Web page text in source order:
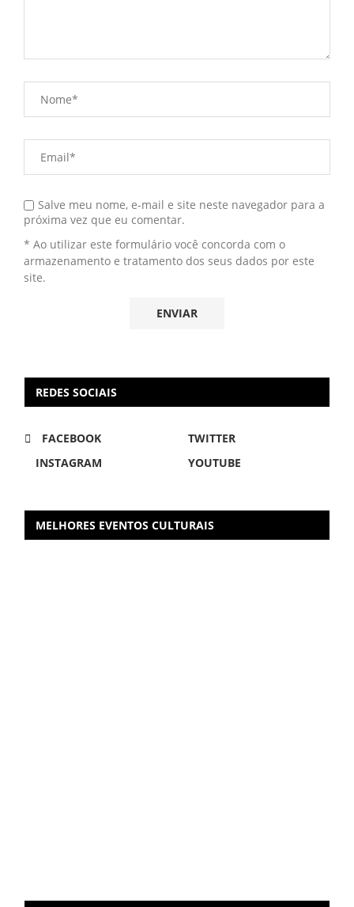
Salve meu nome, e-mail e site neste navegador para a
próxima vez que eu comentar.
* Ao utilizar este formulário você concorda com o
armazenamento e tratamento dos seus dados por este
site.
REDES SOCIAIS
FACEBOOK
TWITTER
INSTAGRAM
YOUTUBE
MELHORES EVENTOS CULTURAIS